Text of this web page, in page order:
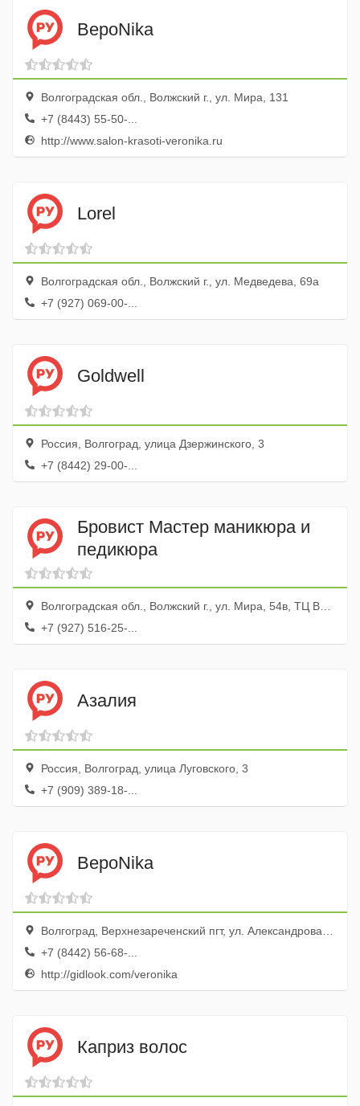
ВероNika
Волгоградская обл., Волжский г., ул. Мира, 131
+7 (8443) 55-50-...
http://www.salon-krasoti-veronika.ru
Lorel
Волгоградская обл., Волжский г., ул. Медведева, 69а
+7 (927) 069-00-...
Goldwell
Россия, Волгоград, улица Дзержинского, 3
+7 (8442) 29-00-...
Бровист Мастер маникюра и
педикюра
Волгоградская обл., Волжский г., ул. Мира, 54в, ТЦ Вегас
+7 (927) 516-25-...
Азалия
Россия, Волгоград, улица Луговского, 3
+7 (909) 389-18-...
ВероNika
Волгоград, Верхнезареченский пгт, ул. Александрова, 39
+7 (8442) 56-68-...
http://gidlook.com/veronika
Каприз волос